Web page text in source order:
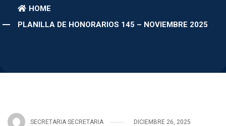
HOME
PLANILLA DE HONORARIOS 145 – NOVIEMBRE 2025
SECRETARIA SECRETARIA DICIEMBRE 26, 2025